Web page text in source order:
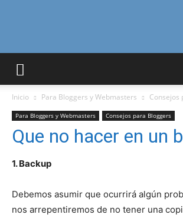
Inicio Para Bloggers y Webmasters Consejos
Para Bloggers y Webmasters Consejos para Bloggers
Que no hacer en un
1. Backup
Debemos asumir que ocurrirá algún
nos arrepentiremos de no tener una